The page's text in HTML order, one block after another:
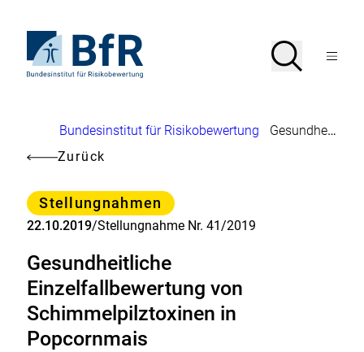
Seiteninhalt
springenStartseite
von
Suche
SucheMenü
Brotkrumennavigation
Bundesinstitut für Risikobewertung
Gesundheitliche Einzelfallbewertung von Schimmelpilztoxinen in Popcornmais
Zurück
Kategorie
Stellungnahmen
22.10.2019/Stellungnahme Nr. 41/2019
Gesundheitliche
Einzelfallbewertung von
Schimmelpilztoxinen in
Popcornmais